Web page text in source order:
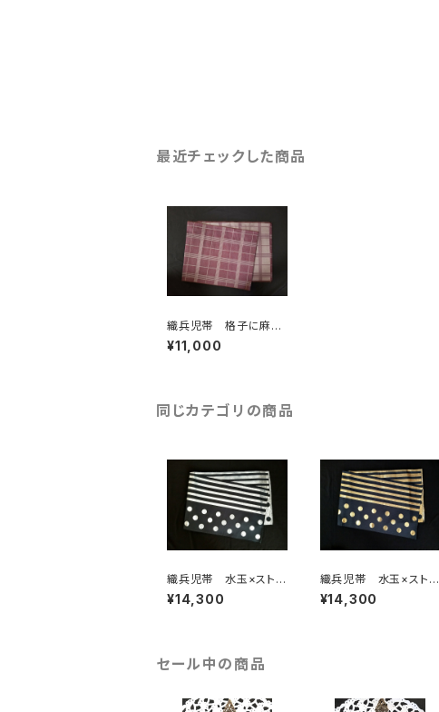
最近チェックした商品
織兵児帯 格子に麻の
葉 あずき色(リバーシ
ブル)
¥11,000
同じカテゴリの商品
織兵児帯 水玉×ストラ
イプ 黒×シルバー(リ
バーシブル)
¥14,300
織兵児帯 水玉×ストラ
イプ 黒×ゴールド(リバ
ーシブル)
¥14,300
セール中の商品